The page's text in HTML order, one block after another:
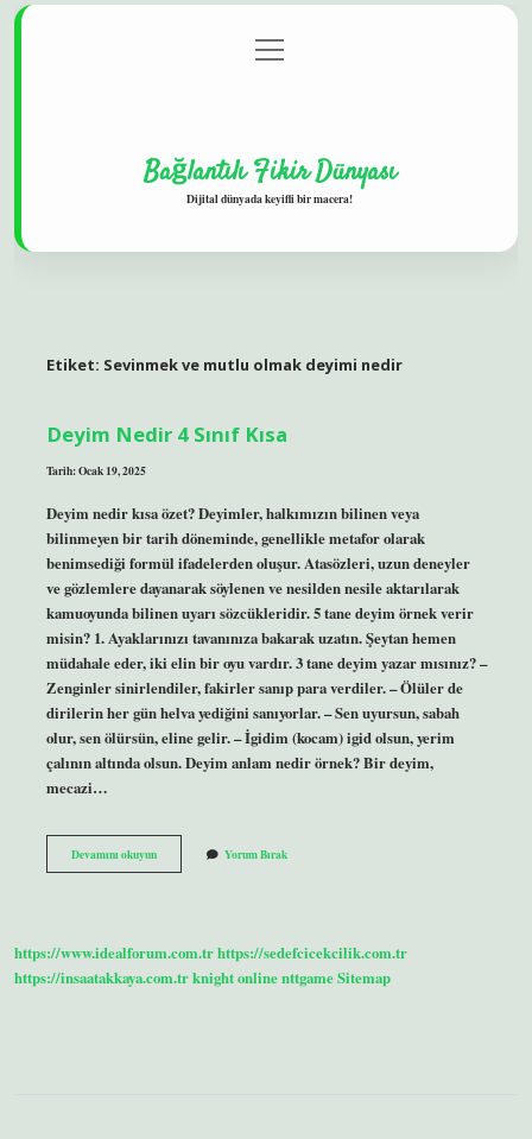
Gizlilik Politikası
menüyü
aç
Bağlantılı Fikir Dünyası
Dijital dünyada keyifli bir macera!
Etiket: Sevinmek ve mutlu olmak deyimi nedir
Deyim Nedir 4 Sınıf Kısa
Tarih: Ocak 19, 2025
Deyim nedir kısa özet? Deyimler, halkımızın bilinen veya
bilinmeyen bir tarih döneminde, genellikle metafor olarak
benimsediği formül ifadelerden oluşur. Atasözleri, uzun deneyler
ve gözlemlere dayanarak söylenen ve nesilden nesile aktarılarak
kamuoyunda bilinen uyarı sözcükleridir. 5 tane deyim örnek verir
misin? 1. Ayaklarınızı tavanınıza bakarak uzatın. Şeytan hemen
müdahale eder, iki elin bir oyu vardır. 3 tane deyim yazar mısınız? –
Zenginler sinirlendiler, fakirler sanıp para verdiler. – Ölüler de
dirilerin her gün helva yediğini sanıyorlar. – Sen uyursun, sabah
olur, sen ölürsün, eline gelir. – İgidim (kocam) igid olsun, yerim
çalının altında olsun. Deyim anlam nedir örnek? Bir deyim,
mecazi…
Devamını okuyunDeyim
Nedir
Yorum Bırak
https://www.idealforum.com.trhttps://sedefcicekcilik.com.tr
https://insaatakkaya.com.trknight onlinenttgameSitemap